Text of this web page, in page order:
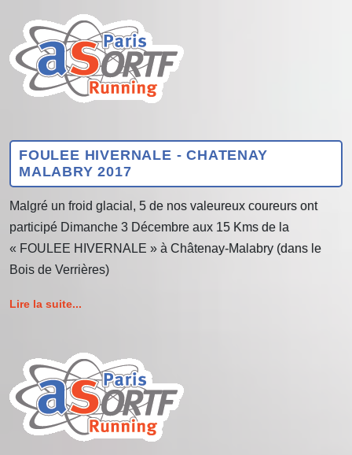
FOULEE HIVERNALE - CHATENAY
MALABRY 2017
Malgré un froid glacial, 5 de nos valeureux coureurs ont
participé Dimanche 3 Décembre aux 15 Kms de la
« FOULEE HIVERNALE » à Châtenay-Malabry (dans le
Bois de Verrières)
Lire la suite...